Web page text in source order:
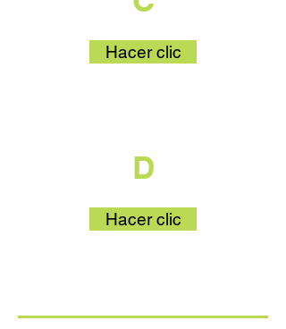
Hacer clic
D
Hacer clic